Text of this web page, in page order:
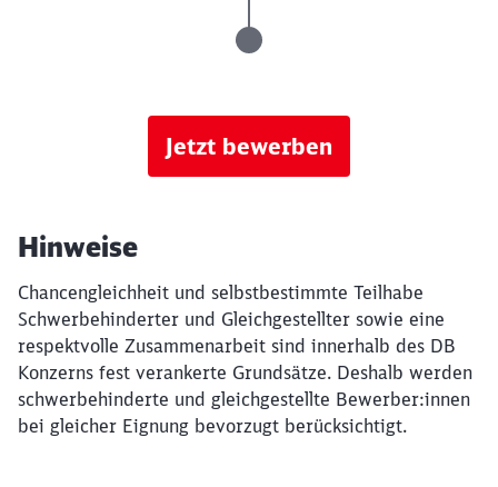
Jetzt bewerben
Hinweise
Chancengleichheit und selbstbestimmte Teilhabe
Schwerbehinderter und Gleichgestellter sowie eine
respektvolle Zusammenarbeit sind innerhalb des DB
Konzerns fest verankerte Grundsätze. Deshalb werden
schwerbehinderte und gleichgestellte Bewerber:innen
bei gleicher Eignung bevorzugt berücksichtigt.